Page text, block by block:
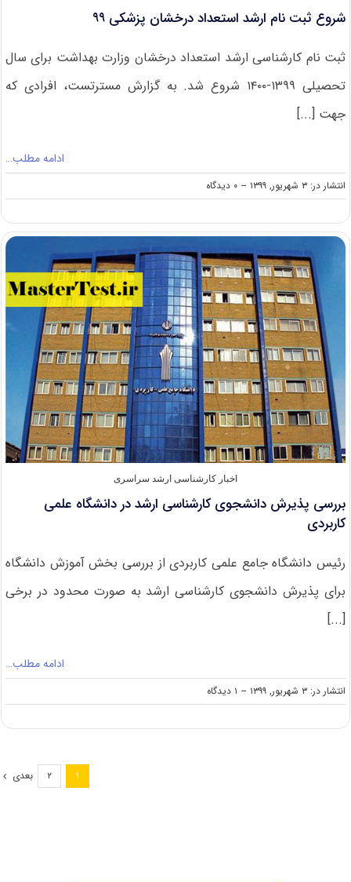
شروع ثبت نام ارشد استعداد درخشان پزشکی ۹۹
ثبت نام کارشناسی ارشد استعداد درخشان وزارت بهداشت برای سال
تحصیلی ۱۳۹۹-۱۴۰۰ شروع شد. به گزارش مسترتست، افرادی که
جهت [...]
ادامه مطلب…
انتشار در: ۳ شهریور, ۱۳۹۹ -- ۰ دیدگاه
on
شروع
نام
استعداد
درخشان
پزشکی
۹۹
اخبار کارشناسی ارشد سراسری
بررسی پذیرش دانشجوی کارشناسی ارشد در دانشگاه علمی
کاربردی
رئیس دانشگاه جامع علمی کاربردی از بررسی بخش آموزش دانشگاه
برای پذیرش دانشجوی کارشناسی ارشد به صورت محدود در برخی
[...]
ادامه مطلب…
انتشار در: ۳ شهریور, ۱۳۹۹ -- ۱ دیدگاه
on
بررسی
۱ ۲ بعدی